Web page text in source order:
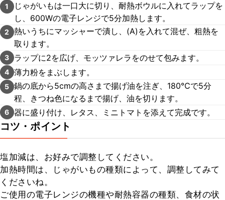
1
じゃがいもは一口大に切り、耐熱ボウルに入れてラップを
し、600Wの電子レンジで5分加熱します。
2
熱いうちにマッシャーで潰し、(A)を入れて混ぜ、粗熱を
取ります。
3 ラップに2を広げ、モッツァレラをのせて包みます。
4 薄力粉をまぶします。
5 鍋の底から5cmの高さまで揚げ油を注ぎ、180℃で5分
程、きつね色になるまで揚げ、油を切ります。
6 器に盛り付け、レタス、ミニトマトを添えて完成です。
コツ・ポイント
塩加減は、お好みで調整してください。
加熱時間は、じゃがいもの種類によって、調整してみて
くださいね。
ご使用の電子レンジの機種や耐熱容器の種類、食材の状